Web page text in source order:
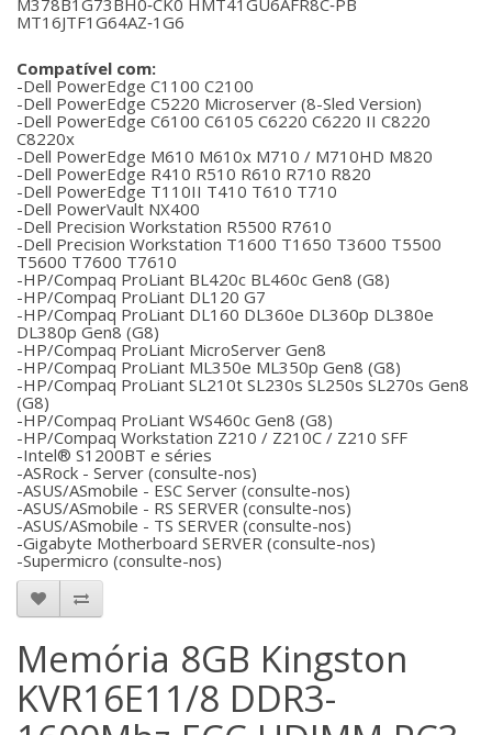
M378B1G73BH0‐CK0 HMT41GU6AFR8C‐PB
MT16JTF1G64AZ‐1G6
Compatível com:
-Dell PowerEdge C1100 C2100
-Dell PowerEdge C5220 Microserver (8-Sled Version)
-Dell PowerEdge C6100 C6105 C6220 C6220 II C8220
C8220x
-Dell PowerEdge M610 M610x M710 / M710HD M820
-Dell PowerEdge R410 R510 R610 R710 R820
-Dell PowerEdge T110II T410 T610 T710
-Dell PowerVault NX400
-Dell Precision Workstation R5500 R7610
-Dell Precision Workstation T1600 T1650 T3600 T5500
T5600 T7600 T7610
-HP/Compaq ProLiant BL420c BL460c Gen8 (G8)
-HP/Compaq ProLiant DL120 G7
-HP/Compaq ProLiant DL160 DL360e DL360p DL380e
DL380p Gen8 (G8)
-HP/Compaq ProLiant MicroServer Gen8
-HP/Compaq ProLiant ML350e ML350p Gen8 (G8)
-HP/Compaq ProLiant SL210t SL230s SL250s SL270s Gen8
(G8)
-HP/Compaq ProLiant WS460c Gen8 (G8)
-HP/Compaq Workstation Z210 / Z210C / Z210 SFF
-Intel® S1200BT e séries
-ASRock - Server (consulte-nos)
-ASUS/ASmobile - ESC Server (consulte-nos)
-ASUS/ASmobile - RS SERVER (consulte-nos)
-ASUS/ASmobile - TS SERVER (consulte-nos)
-Gigabyte Motherboard SERVER (consulte-nos)
-Supermicro (consulte-nos)
Memória 8GB Kingston
KVR16E11/8 DDR3-